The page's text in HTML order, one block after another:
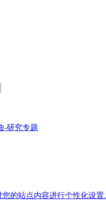
-研究专题
的站点内容进行个性化设置